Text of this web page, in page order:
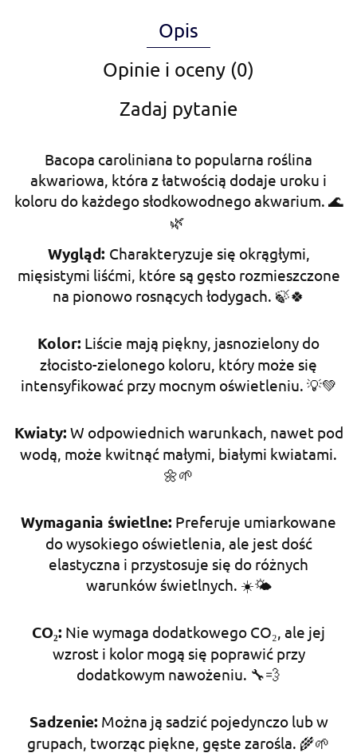
Opis
Opinie i oceny (0)
Zadaj pytanie
Bacopa caroliniana to popularna roślina
akwariowa, która z łatwością dodaje uroku i
koloru do każdego słodkowodnego akwarium. 🌊
🌿
Wygląd: Charakteryzuje się okrągłymi,
mięsistymi liśćmi, które są gęsto rozmieszczone
na pionowo rosnących łodygach. 🍃🍀
Kolor: Liście mają piękny, jasnozielony do
złocisto-zielonego koloru, który może się
intensyfikować przy mocnym oświetleniu. 💡💚
Kwiaty: W odpowiednich warunkach, nawet pod
wodą, może kwitnąć małymi, białymi kwiatami.
🌼🌱
Wymagania świetlne: Preferuje umiarkowane
do wysokiego oświetlenia, ale jest dość
elastyczna i przystosuje się do różnych
warunków świetlnych. ☀️🌤
CO₂: Nie wymaga dodatkowego CO₂, ale jej
wzrost i kolor mogą się poprawić przy
dodatkowym nawożeniu. 🔧💨
Sadzenie: Można ją sadzić pojedynczo lub w
grupach, tworząc piękne, gęste zarośla. 🌾🌱